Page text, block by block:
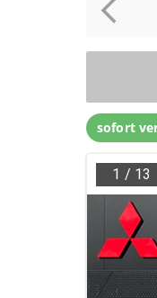
sofort
1 / 13